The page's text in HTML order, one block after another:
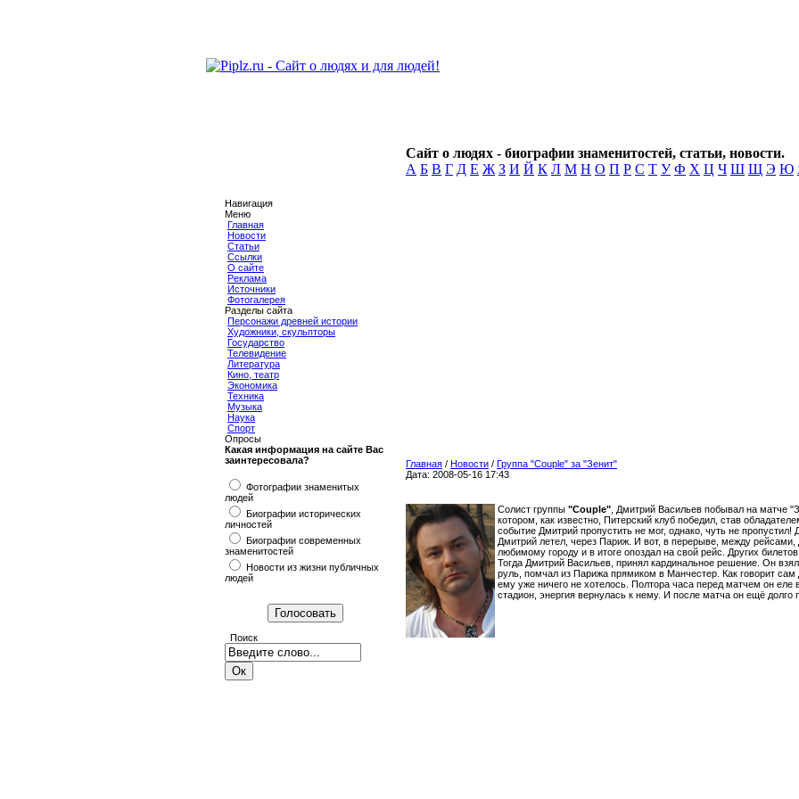
Сайт о людях - биографии знаменитостей, статьи, новости.
А Б В Г Д Е Ж З И Й К Л М Н О П Р С Т У Ф Х Ц Ч Ш Щ Э Ю
Навигация
Меню
Главная
Новости
Статьи
Ссылки
О сайте
Реклама
Источники
Фотогалерея
Разделы сайта
Персонажи древней истории
Художники, скульпторы
Государство
Телевидение
Литература
Кино, театр
Экономика
Техника
Музыка
Наука
Спорт
Опросы
Какая информация на сайте Вас
заинтересовала?
Фотографии знаменитых
людей
Биографии исторических
личностей
Биографии современных
знаменитостей
Новости из жизни публичных
людей
Поиск
Главная / Новости / Группа "Couple" за "Зенит"
Дата: 2008-05-16 17:43
Солист группы "Couple" , Дмитрий Васильев побывал на матче
котором, как известно, Питерский клуб победил, став
событие Дмитрий пропустить не мог, однако, чуть не
Дмитрий летел, через Париж. И вот, в перерыве, между рейсами,
любимому городу и в итоге опоздал на свой рейс. Других
Тогда Дмитрий Васильев, принял кардинальное решение. Он
руль, помчал из Парижа прямиком в Манчестер. Как говорит
ему уже ничего не хотелось. Полтора часа перед матчем он еле
стадион, энергия вернулась к нему. И после матча он ещё